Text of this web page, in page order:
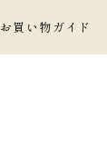
お買い物ガイド